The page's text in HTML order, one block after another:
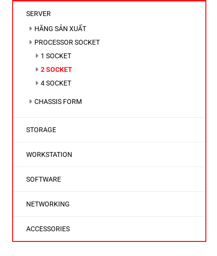
SERVER
HÃNG SẢN XUẤT
PROCESSOR SOCKET
1 SOCKET
2 SOCKET
4 SOCKET
CHASSIS FORM
STORAGE
WORKSTATION
SOFTWARE
NETWORKING
ACCESSORIES